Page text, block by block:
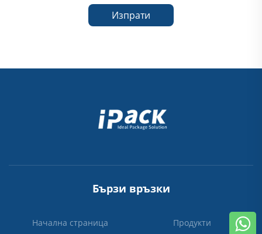
Изпрати
Бързи връзки
Начална страница Продукти